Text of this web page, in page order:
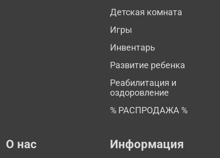
Детская комната
Игры
Инвентарь
Развитие ребенка
Реабилитация и
оздоровление
% РАСПРОДАЖА %
О нас Информация